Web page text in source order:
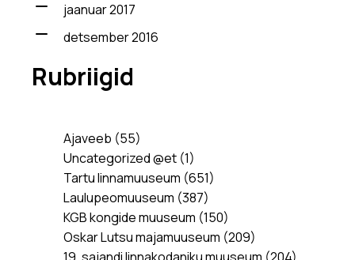
jaanuar 2017
detsember 2016
Rubriigid
Ajaveeb (55)
Uncategorized @et (1)
Tartu linnamuuseum (651)
Laulupeomuuseum (387)
KGB kongide muuseum (150)
Oskar Lutsu majamuuseum (209)